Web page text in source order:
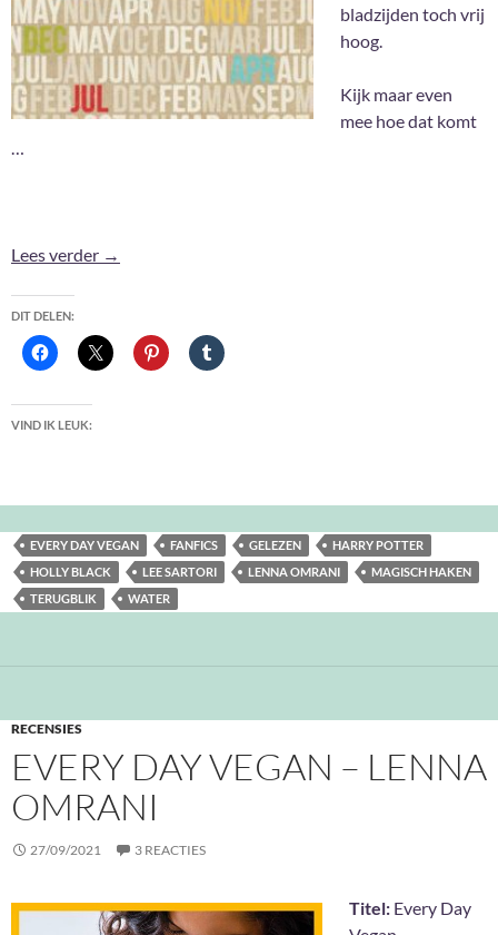
bladzijden toch vrij
hoog.
Kijk maar even
mee hoe dat komt
…
Lees verder Gelezen in September 2021
→
DIT DELEN:
VIND IK LEUK:
EVERY DAY VEGAN FANFICS GELEZEN
HARRY POTTER
HOLLY BLACK
LEE SARTORI LENNA OMRANI
MAGISCH HAKEN
TERUGBLIK
WATER
RECENSIES
EVERY DAY VEGAN – LENNA
OMRANI
27/09/2021 3 REACTIES
Titel: Every Day